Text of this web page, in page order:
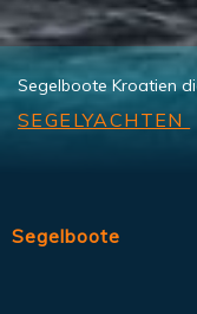
SEGELYACHTEN
Segelboote